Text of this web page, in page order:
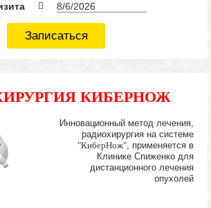
Записаться
КИБЕРНОЖ
Инновационный метод лечения,
радиохирургия на системе
"КиберНож", применяется в
Клинике Спиженко для
дистанционного лечения
опухолей